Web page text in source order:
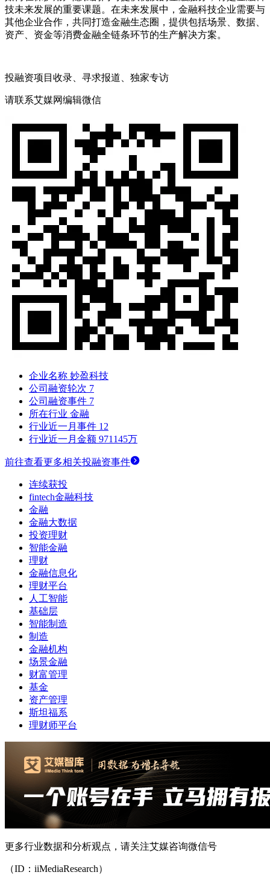
技未来发展的重要课题。在未来发展中，金融科技企业需要与
其他企业合作，共同打造金融生态圈，提供包括场景、数据、
资产、资金等消费金融全链条环节的生产解决方案。
投融资项目收录、寻求报道、独家专访
请联系艾媒网编辑微信
企业名称 妙盈科技
公司融资轮次 7
公司融资事件 7
所在行业 金融
行业近一月事件 12
行业近一月金额 971145万
前往查看更多相关投融资事件
连续获投
fintech金融科技
金融
金融大数据
投资理财
智能金融
理财
金融信息化
理财平台
人工智能
基础层
智能制造
制造
金融机构
场景金融
财富管理
基金
资产管理
斯坦福系
理财师平台
更多行业数据和分析观点，请关注艾媒咨询微信号
（ID：iiMediaResearch）